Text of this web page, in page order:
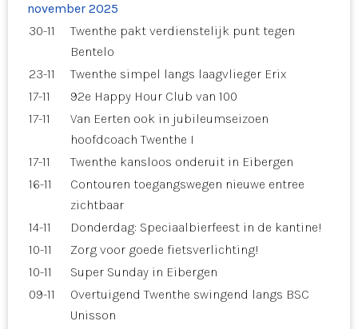
november 2025
30-11
Twenthe pakt verdienstelijk punt tegen
Bentelo
23-11
Twenthe simpel langs laagvlieger Erix
17-11
92e Happy Hour Club van 100
17-11
Van Eerten ook in jubileumseizoen
hoofdcoach Twenthe I
17-11
Twenthe kansloos onderuit in Eibergen
16-11
Contouren toegangswegen nieuwe entree
zichtbaar
14-11
Donderdag: Speciaalbierfeest in de kantine!
10-11
Zorg voor goede fietsverlichting!
10-11
Super Sunday in Eibergen
09-11
Overtuigend Twenthe swingend langs BSC
Unisson